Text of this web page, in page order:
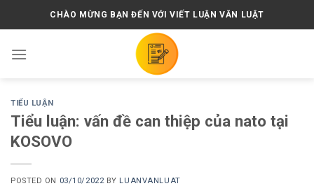
CHÀO MỪNG BẠN ĐẾN VỚI VIẾT LUẬN VĂN LUẬT
TIỂU LUẬN
Tiểu luận: vấn đề can thiệp của nato tại
KOSOVO
POSTED ON 03/10/2022 BY LUANVANLUAT